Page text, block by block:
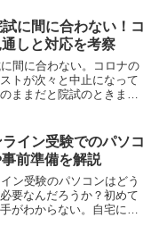
従来試験との違いとその
ます。
に間に合わない！コ
しと対応を考察
間に合わない。コロナの
トが次々と中止になって
ままだと院試のときまで
たらいいのかを解説しま
必須ですよ。
イン受験でのパソコ
前準備を解説
ン受験のパソコンはどう
要なんだろうか？初めて
がわからない。自宅にあ